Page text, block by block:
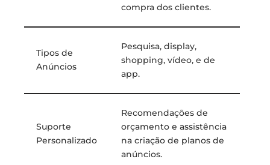
compra dos clientes.
Tipos de
Anúncios
Pesquisa, display,
shopping, vídeo, e de
app.
Suporte
Personalizado
Recomendações de
orçamento e assistência
na criação de planos de
anúncios.